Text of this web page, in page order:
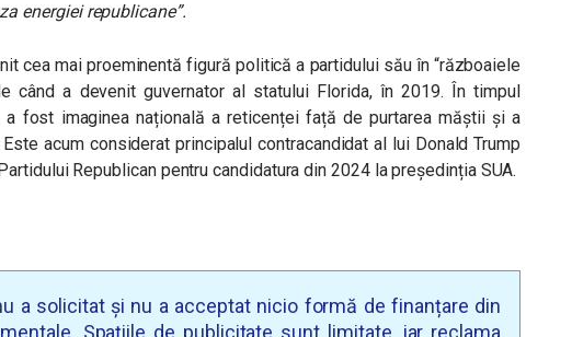
energiei republicane”.
cea mai proeminentă figură politică a partidului său în “războaiele
când a devenit guvernator al statului Florida, în 2019. În timpul
a fost imaginea națională a reticenței față de purtarea măștii și a
acum considerat principalul contracandidat al lui Donald Trump
Republican pentru candidatura din 2024 la președinția SUA.
a solicitat și nu a acceptat nicio formă de finanțare din
Spațiile de publicitate sunt limitate, iar reclama